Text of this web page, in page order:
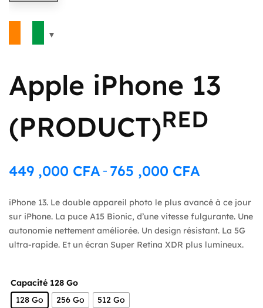
Apple iPhone 13
(PRODUCT)RED
449 ,000 CFA – 765 ,000 CFA
Plage
prix :
449
,000 CFA
à
iPhone 13. Le double appareil photo le plus avancé à ce jour
sur iPhone. La puce A15 Bionic, d’une vitesse fulgurante. Une
autonomie nettement améliorée. Un design résistant. La 5G
ultra-rapide. Et un écran Super Retina XDR plus lumineux.
Capacité 128 Go
128 Go
256 Go
512 Go